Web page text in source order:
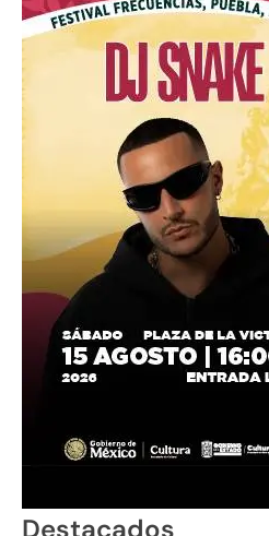
Destacados